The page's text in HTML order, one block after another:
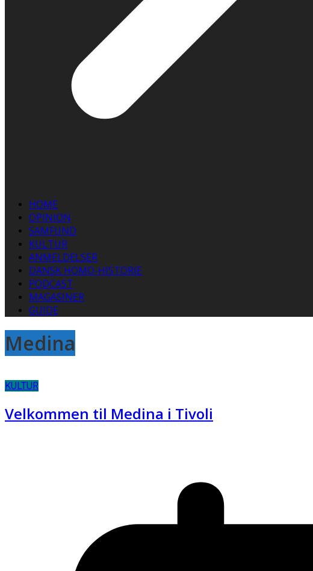
HOME
OPINION
SAMFUND
KULTUR
ANMELDELSER
DANSK HOMO-HISTORIE
PODCAST
MAGASINER
GUIDE
Medina
KULTUR
Velkommen til Medina i Tivoli